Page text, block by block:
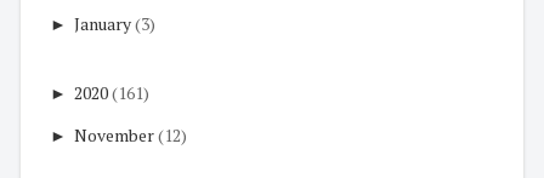
► January(3)
► 2020(161)
► November(12)